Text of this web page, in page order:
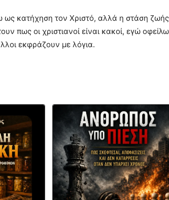
ως κατήχηση τον Χριστό, αλλά η στάση
πως οι χριστιανοί είναι κακοί, εγώ οφείλω
εκφράζουν με λόγια.